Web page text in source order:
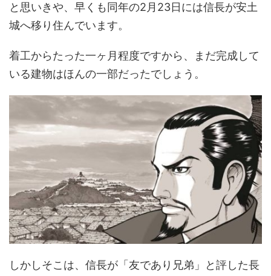
と思いきや、早くも同年の2月23日には信長が安土
城へ移り住んでいます。
着工からたった一ヶ月程度ですから、まだ完成して
いる建物はほんの一部だったでしょう。
しかしそこは、信長が「友であり兄弟」と評した長